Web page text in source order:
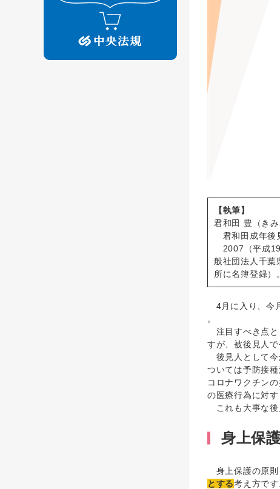
【執筆】
君和田 豊（きみ
君和田成年後
2007（平成19
般社団法人千葉
所に名簿登録）。
4月に入り、今
。
注目すべき点と
すが、被後見人
後見人として今
ついては予防接
コロナワクチン
の医療行為に対
これも大事な後
身上保
身上保護の原則
とする考え方です